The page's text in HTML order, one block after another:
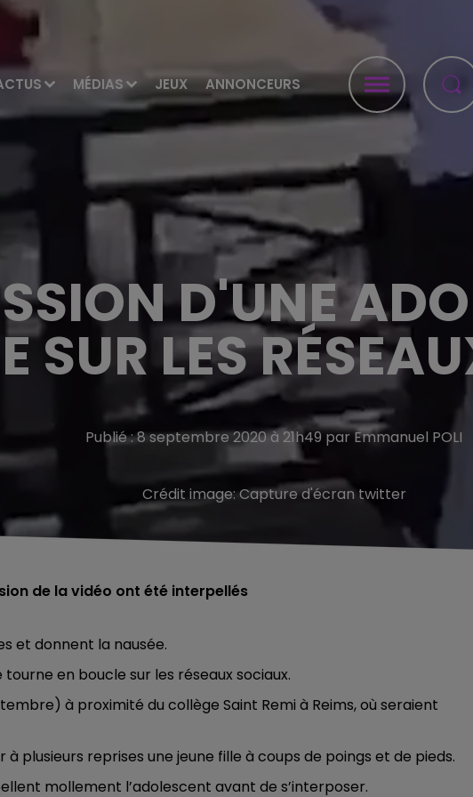
MÉDIAS JEUX ANNONCEURS
D'UNE
SUR LES
Publié : 8 septembre 2020 à 21h49 par Emmanuel POLI
Crédit image:Capture d'écran twitter
de la vidéo ont été interpellés
et donnent la nausée.
tourne en boucle sur les réseaux sociaux.
à proximité du collège Saint Remi à Reims, où seraient
plusieurs reprises une jeune fille à coups de poings et de pieds.
mollement l’adolescent avant de s’interposer.